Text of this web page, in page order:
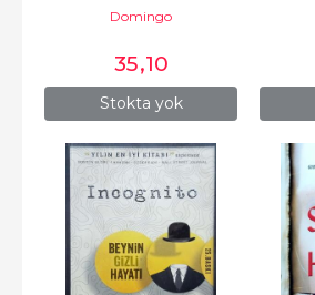
Stokta yok
Domingo
35,10